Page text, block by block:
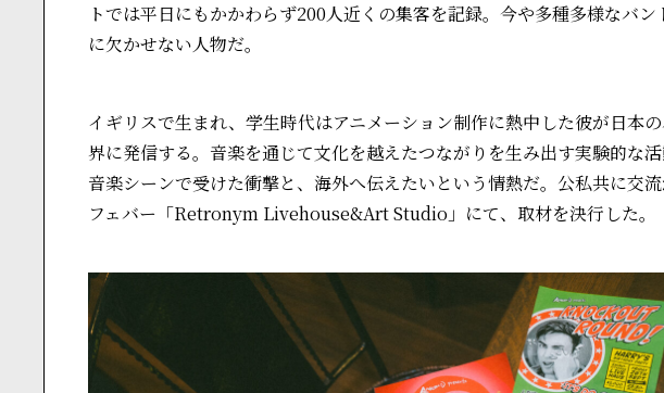
トでは平日にもかかわらず200人近くの集客を記録。今や多種多様なバ
に欠かせない人物だ。
イギリスで生まれ、学生時代はアニメーション制作に熱中した彼が日本
界に発信する。音楽を通じて文化を越えたつながりを生み出す実験的な
音楽シーンで受けた衝撃と、海外へ伝えたいという情熱だ。公私共に交
フェバー「Retronym Livehouse&Art Studio」にて、取材を決行した。